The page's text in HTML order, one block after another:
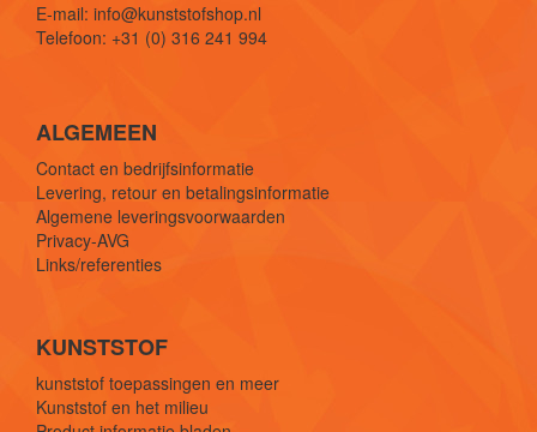
E-mail: info@kunststofshop.nl
Telefoon: +31 (0) 316 241 994
ALGEMEEN
Contact en bedrijfsinformatie
Levering, retour en betalingsinformatie
Algemene leveringsvoorwaarden
Privacy-AVG
Links/referenties
KUNSTSTOF
kunststof toepassingen en meer
Kunststof en het milieu